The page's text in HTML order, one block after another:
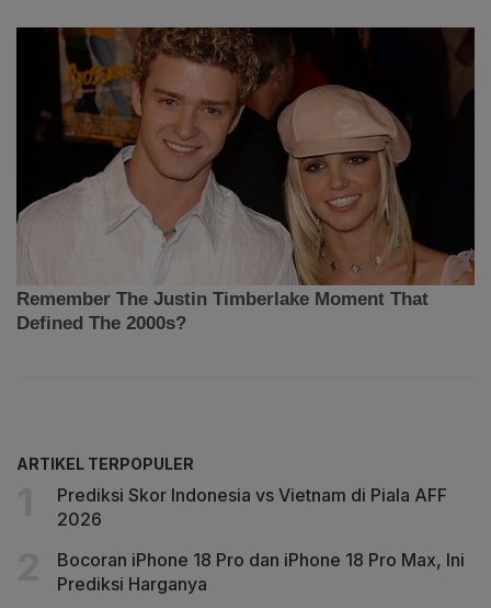
ARTIKEL TERPOPULER
Prediksi Skor Indonesia vs Vietnam di Piala AFF
2026
Bocoran iPhone 18 Pro dan iPhone 18 Pro Max, Ini
Prediksi Harganya